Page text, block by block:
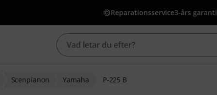
Reparationsservice3-års garanti
Scenpianon Yamaha P-225 B